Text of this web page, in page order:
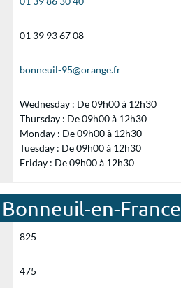
01 39 93 67 08
bonneuil-95@orange.fr
Wednesday : De 09h00 à 12h30
Thursday : De 09h00 à 12h30
Monday : De 09h00 à 12h30
Tuesday : De 09h00 à 12h30
Friday : De 09h00 à 12h30
en-France
825
475